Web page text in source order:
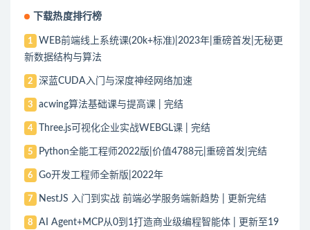
下载热度排行榜
1
WEB前端线上系统课(20k+标准)|2023年|重磅首发|无秘更
新数据结构与算法
2 深蓝CUDA入门与深度神经网络加速
3 acwing算法基础课与提高课 | 完结
4 Three.js可视化企业实战WEBGL课 | 完结
5 Python全能工程师2022版|价值4788元|重磅首发|完结
6 Go开发工程师全新版|2022年
7 NestJS 入门到实战 前端必学服务端新趋势 | 更新完结
8
AI Agent+MCP从0到1打造商业级编程智能体 | 更新至19